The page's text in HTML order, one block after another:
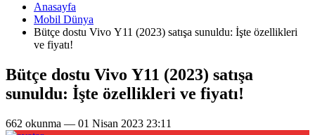
Anasayfa
Mobil Dünya
Bütçe dostu Vivo Y11 (2023) satışa sunuldu: İşte özellikleri
ve fiyatı!
Bütçe dostu Vivo Y11 (2023) satışa
sunuldu: İşte özellikleri ve fiyatı!
662 okunma — 01 Nisan 2023 23:11